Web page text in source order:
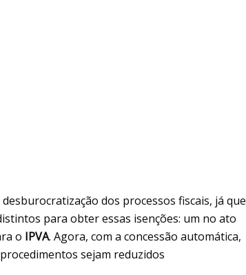
dos processos fiscais, já que
para obter essas isenções: um no ato
o IPVA. Agora, com a concessão automática,
sejam reduzidos